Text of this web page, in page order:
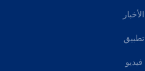
الأخبار
تطبيق
فيديو